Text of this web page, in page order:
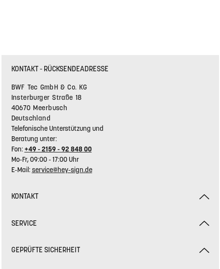
KONTAKT - RÜCKSENDEADRESSE
BWF Tec GmbH & Co. KG
Insterburger Straße 18
40670 Meerbusch
Deutschland
Telefonische Unterstützung und
Beratung unter:
Fon:+49 - 2159 - 92 848 00
Mo-Fr, 09:00 - 17:00 Uhr
E-Mail:service@hey-sign.de
KONTAKT
SERVICE
GEPRÜFTE SICHERHEIT